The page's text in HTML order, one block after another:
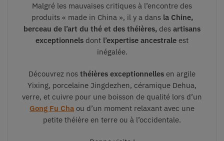
Malgré les mauvaises critiques à l’encontre des
produits « made in China », il y a dans la Chine,
berceau de l’art du thé et des théières, des artisans
exceptionnels dont l’expertise ancestrale est
inégalée.
Découvrez nos théières exceptionnelles en argile
Yixing, porcelaine Jingdezhen, céramique Dehua,
verre, et cuivre pour une boisson de qualité lors d’un
Gong Fu Cha ou d’un moment relaxant avec une
petite théière en terre ou à l’occidentale.